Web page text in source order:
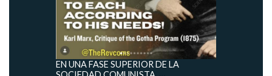
EN UNA FASE SUPERIOR DE LA